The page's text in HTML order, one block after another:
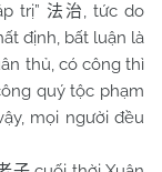
trị” 法治, tức do
định, bất luận là
thủ, có công thì
quý tộc phạm
mọi người đều